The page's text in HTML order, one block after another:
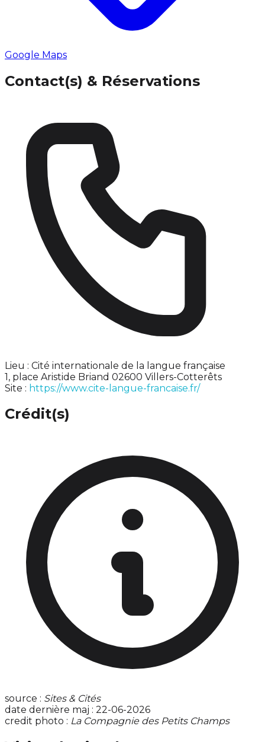
Google Maps
Contact(s) & Réservations
Lieu : Cité internationale de la langue française
1, place Aristide Briand 02600 Villers-Cotterêts
Site : https://www.cite-langue-francaise.fr/
Crédit(s)
source : Sites & Cités
date dernière maj : 22-06-2026
credit photo : La Compagnie des Petits Champs